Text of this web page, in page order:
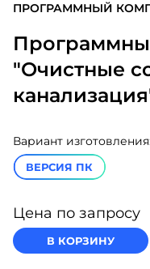
ПРОГРАММНЫЙ
"Очистные
Вариант
ВЕРСИЯ ПК
Цена по запросу
В КОРЗИНУ